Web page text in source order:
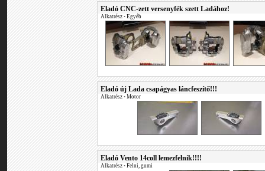
Eladó CNC-zett versenyfék szett Ladához!
Alkatrész • Egyéb
Eladó új Lada csapágyas láncfeszítő!!!
Alkatrész • Motor
Eladó Vento 14coll lemezfelnik!!!!
Alkatrész • Felni, gumi